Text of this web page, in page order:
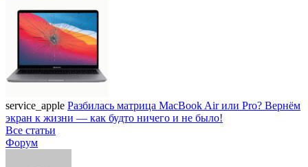
service_apple Разбилась матрица MacBook Air или Pro? Вернём
экран к жизни — как будто ничего и не было!
Все статьи
Форум